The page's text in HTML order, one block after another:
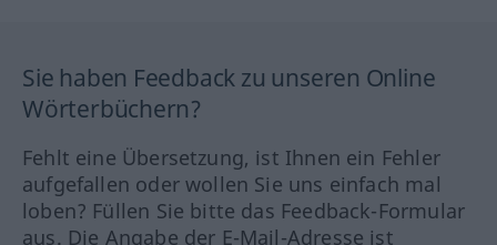
Sie haben Feedback zu unseren Online
Wörterbüchern?
Fehlt eine Übersetzung, ist Ihnen ein Fehler
aufgefallen oder wollen Sie uns einfach mal
loben? Füllen Sie bitte das Feedback-Formular
aus. Die Angabe der E-Mail-Adresse ist